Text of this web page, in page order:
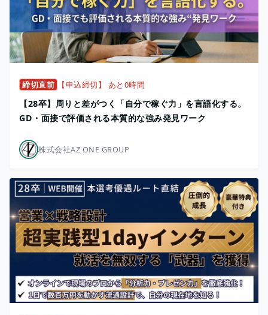
締切直前 【申込締切】 あと0時間
【28卒】周りと差がつく「自分で稼ぐ力」を言語化する。
GD・面接で評価される本質的な強み発見ワーク
株式会社AZ ONE GROUP